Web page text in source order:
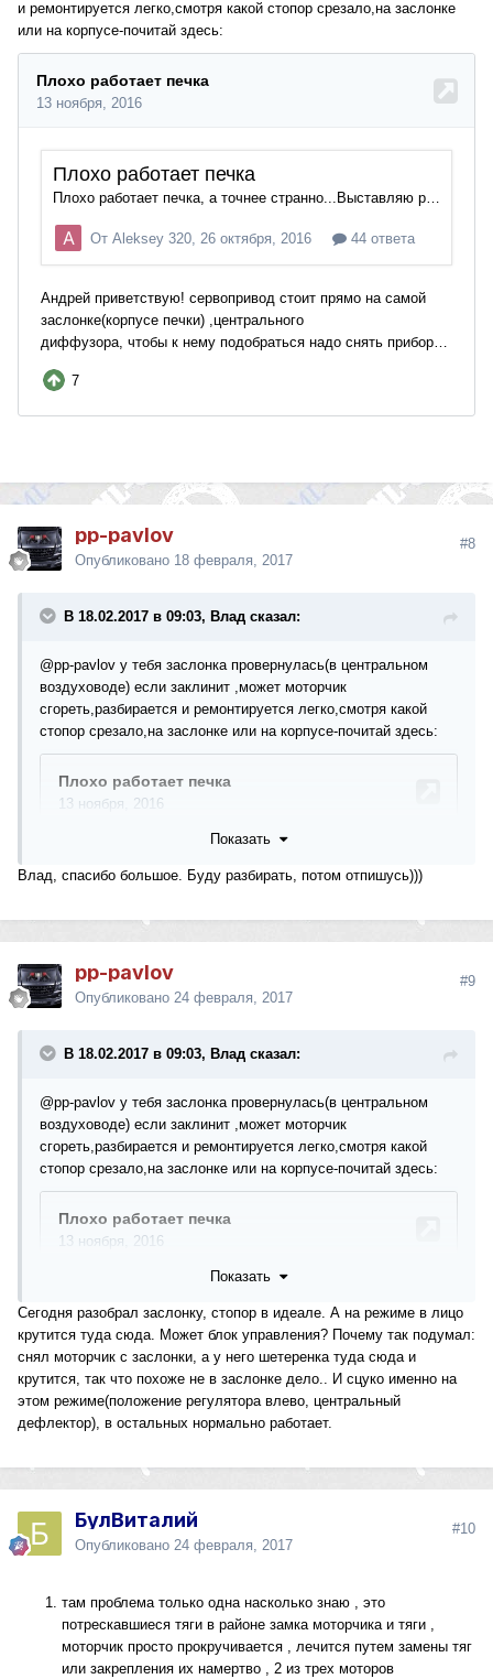
и ремонтируется легко,смотря какой стопор срезало,на заслонке
или на корпусе-почитай здесь:
pp-pavlov
Опубликовано 18 февраля, 2017
#8
В 18.02.2017 в 09:03, Влад сказал:
@pp-pavlov у тебя заслонка провернулась(в центральном
воздуховоде) если заклинит ,может моторчик
сгореть,разбирается и ремонтируется легко,смотря какой
стопор срезало,на заслонке или на корпусе-почитай здесь:
Показать
Влад, спасибо большое. Буду разбирать, потом отпишусь)))
pp-pavlov
Опубликовано 24 февраля, 2017
#9
В 18.02.2017 в 09:03, Влад сказал:
@pp-pavlov у тебя заслонка провернулась(в центральном
воздуховоде) если заклинит ,может моторчик
сгореть,разбирается и ремонтируется легко,смотря какой
стопор срезало,на заслонке или на корпусе-почитай здесь:
Показать
Сегодня разобрал заслонку, стопор в идеале. А на режиме в лицо
крутится туда сюда. Может блок управления? Почему так подумал:
снял моторчик с заслонки, а у него шетеренка туда сюда и
крутится, так что похоже не в заслонке дело.. И сцуко именно на
этом режиме(положение регулятора влево, центральный
дефлектор), в остальных нормально работает.
БулВиталий
Опубликовано 24 февраля, 2017
#10
там проблема только одна насколько знаю , это
потрескавшиеся тяги в районе замка моторчика и тяги ,
моторчик просто прокручивается , лечится путем замены тяг
или закрепления их намертво , 2 из трех моторов